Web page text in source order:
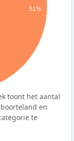
51%
toont het aantal
en
te